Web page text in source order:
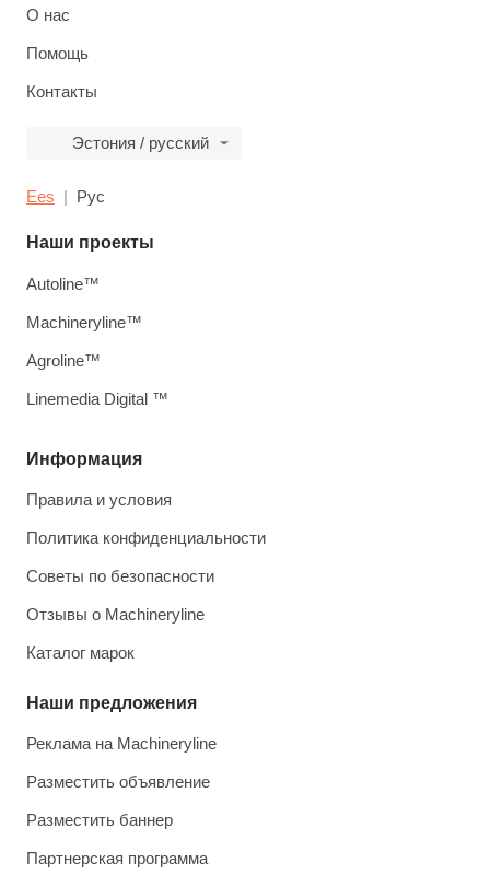
О нас
Помощь
Контакты
Эстония / русский
Ees Рус
Информация
Правила и условия
Политика конфиденциальности
Советы по безопасности
Отзывы о Machineryline
Каталог марок
Наши предложения
Реклама на Machineryline
Разместить объявление
Разместить баннер
Партнерская программа
Наши проекты
Autoline™
Machineryline™
Agroline™
Linemedia Digital ™